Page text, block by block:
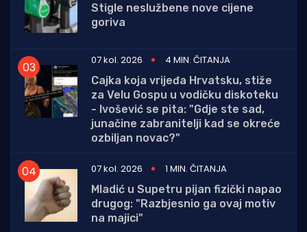
Stigle neslužbene nove cijene
goriva
07 kol. 2026
4 MIN. ČITANJA
Cajka koja vrijeđa Hrvatsku, stiže
za Velu Gospu u vodičku diskoteku
- Ivošević se pita: "Gdje ste sad,
junačine zabranitelji kad se okreće
ozbiljan novac?"
07 kol. 2026
1 MIN. ČITANJA
Mladić u Supetru pijan fizički napao
drugog: "Razbjesnio ga ovaj motiv
na majici"